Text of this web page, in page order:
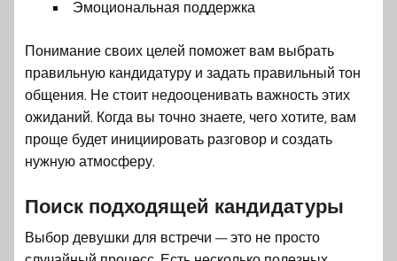
Эмоциональная поддержка
Понимание своих целей поможет вам выбрать
правильную кандидатуру и задать правильный тон
общения. Не стоит недооценивать важность этих
ожиданий. Когда вы точно знаете, чего хотите, вам
проще будет инициировать разговор и создать
нужную атмосферу.
Поиск подходящей кандидатуры
Выбор девушки для встречи — это не просто